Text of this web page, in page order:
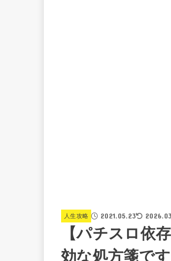
人生攻略 2021.05.23
【パチスロ依
効な処方箋で